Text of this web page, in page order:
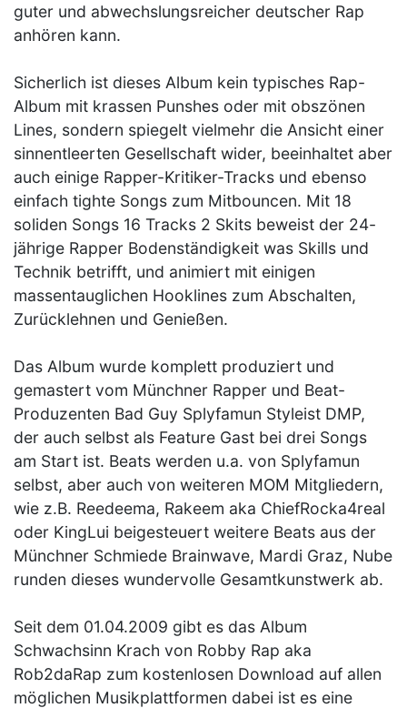
guter und abwechslungsreicher deutscher Rap
anhören kann.
Sicherlich ist dieses Album kein typisches Rap-
Album mit krassen Punshes oder mit obszönen
Lines, sondern spiegelt vielmehr die Ansicht einer
sinnentleerten Gesellschaft wider, beeinhaltet aber
auch einige Rapper-Kritiker-Tracks und ebenso
einfach tighte Songs zum Mitbouncen. Mit 18
soliden Songs 16 Tracks 2 Skits beweist der 24-
jährige Rapper Bodenständigkeit was Skills und
Technik betrifft, und animiert mit einigen
massentauglichen Hooklines zum Abschalten,
Zurücklehnen und Genießen.
Das Album wurde komplett produziert und
gemastert vom Münchner Rapper und Beat-
Produzenten Bad Guy Splyfamun Styleist DMP,
der auch selbst als Feature Gast bei drei Songs
am Start ist. Beats werden u.a. von Splyfamun
selbst, aber auch von weiteren MOM Mitgliedern,
wie z.B. Reedeema, Rakeem aka ChiefRocka4real
oder KingLui beigesteuert weitere Beats aus der
Münchner Schmiede Brainwave, Mardi Graz, Nube
runden dieses wundervolle Gesamtkunstwerk ab.
Seit dem 01.04.2009 gibt es das Album
Schwachsinn Krach von Robby Rap aka
Rob2daRap zum kostenlosen Download auf allen
möglichen Musikplattformen dabei ist es eine